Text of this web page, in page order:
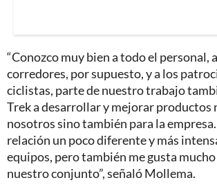
“Conozco muy bien a todo el personal,
corredores, por supuesto, y a los
ciclistas, parte de nuestro trabajo
Trek a desarrollar y mejorar productos
nosotros sino también para la empresa.
relación un poco diferente y más
equipos, pero también me gusta mucho
nuestro conjunto”, señaló Mollema.